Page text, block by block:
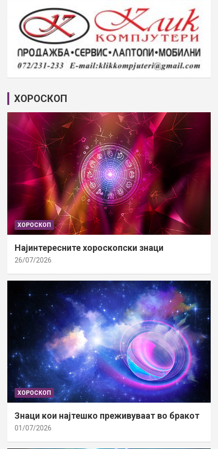
ХОРОСКОП
ХОРОСКОП
Најинтересните хороскопски знаци
26/07/2026
ХОРОСКОП
Знаци кои најтешко преживуваат во бракот
01/07/2026